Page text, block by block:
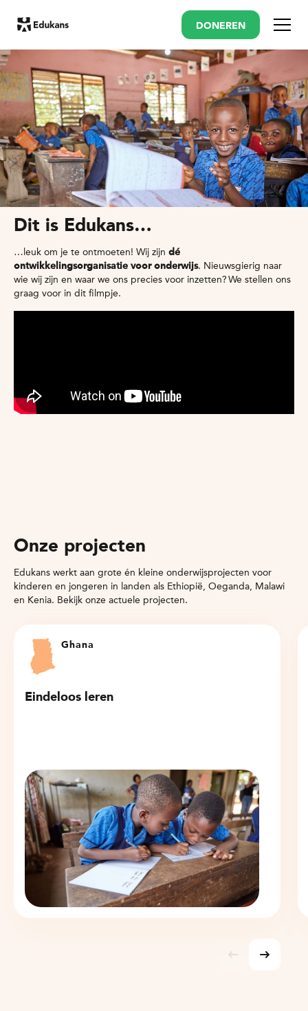
DONEREN Menu
Dit is Edukans…
…leuk om je te ontmoeten! Wij zijn dé
ontwikkelingsorganisatie voor onderwijs. Nieuwsgierig naar
wie wij zijn en waar we ons precies voor inzetten? We stellen ons
graag voor in dit filmpje.
Onze projecten
Edukans werkt aan grote én kleine onderwijsprojecten voor
kinderen en jongeren in landen als Ethiopië, Oeganda, Malawi
en Kenia. Bekijk onze actuele projecten.
Ghana
Eindeloos leren